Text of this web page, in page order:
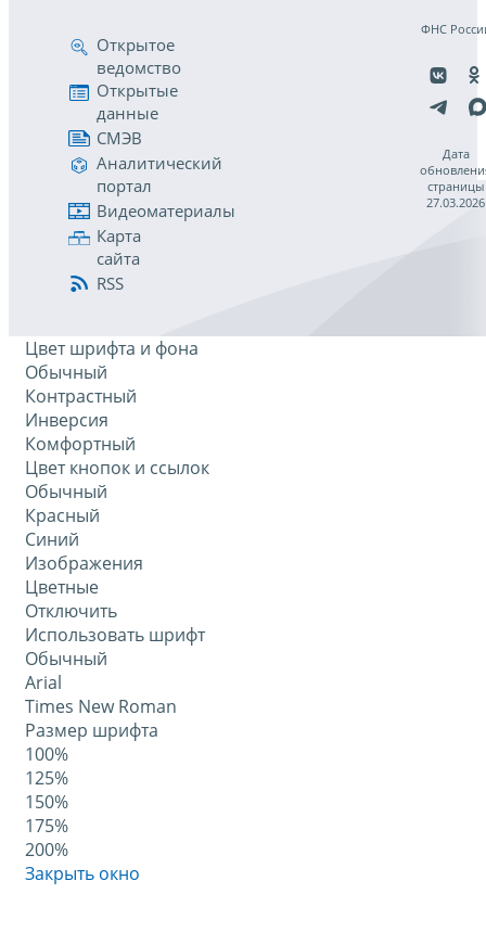
Открытое
ведомство
Открытые
данные
СМЭВ
Аналитический
портал
Видеоматериалы
Карта
сайта
RSS
ФНС
Дата
страницы
27.03.2026
Цвет шрифта и фона
Обычный
Контрастный
Инверсия
Комфортный
Цвет кнопок и ссылок
Обычный
Красный
Синий
Изображения
Цветные
Отключить
Использовать шрифт
Обычный
Arial
Times New Roman
Размер шрифта
100%
125%
150%
175%
200%
Закрыть окно